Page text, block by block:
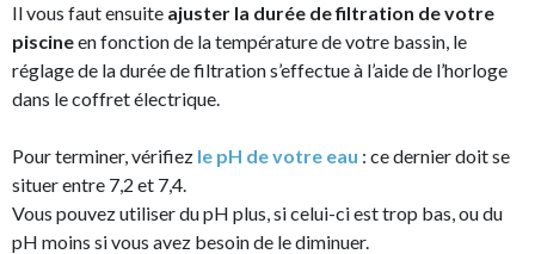
Il vous faut ensuite ajuster la durée de filtration de votre
piscineen fonction de la température de votre bassin, le
réglage de la durée de filtration s’effectue à l’aide de l’horloge
dans le coffret électrique.
Pour terminer, vérifiez le pH de votre eau : ce dernier doit se
situer entre 7,2 et 7,4.
Vous pouvez utiliser du pH plus, si celui-ci est trop bas, ou du
pH moins si vous avez besoin de le diminuer.